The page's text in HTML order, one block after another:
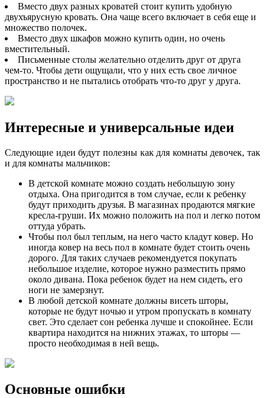
Вместо двух разных кроватей стоит купить удобную
двухъярусную кровать. Она чаще всего включает в себя еще и
множество полочек.
Вместо двух шкафов можно купить один, но очень
вместительный.
Письменные столы желательно отделить друг от друга
чем-то. Чтобы дети ощущали, что у них есть свое личное
пространство и не пытались отобрать что-то друг у друга.
Интересные и универсальные идеи
Следующие идеи будут полезны как для комнаты девочек, так
и для комнаты мальчиков:
В детской комнате можно создать небольшую зону
отдыха. Она пригодится в том случае, если к ребенку
будут приходить друзья. В магазинах продаются мягкие
кресла-груши. Их можно положить на пол и легко потом
оттуда убрать.
Чтобы пол был теплым, на него часто кладут ковер. Но
иногда ковер на весь пол в комнате будет стоить очень
дорого. Для таких случаев рекомендуется покупать
небольшое изделие, которое нужно разместить прямо
около дивана. Пока ребенок будет на нем сидеть, его
ноги не замерзнут.
В любой детской комнате должны висеть шторы,
которые не будут ночью и утром пропускать в комнату
свет. Это сделает сон ребенка лучше и спокойнее. Если
квартира находится на нижних этажах, то шторы —
просто необходимая в ней вещь.
Основные ошибки